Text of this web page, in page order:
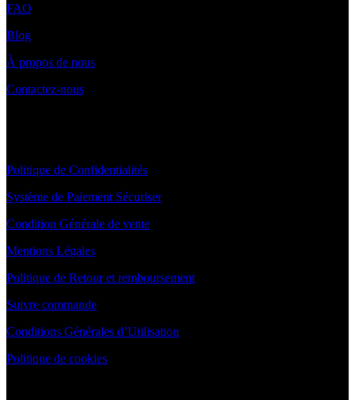
FAQ
Blog
À propos de nous
Contactez-nous
Politique de Confidentialités
Système de Paiement Sécuriser
Condition Générale de vente
Mentions Légales
Politique de Retour et remboursement
Suivre commande
Conditions Générales d’Utilisation
Politique de cookies